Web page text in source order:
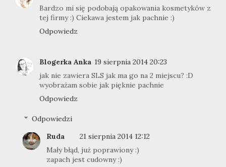
Bardzo mi się podobają opakowania kosmetyków z
tej firmy :) Ciekawa jestem jak pachnie :)
Odpowiedz
Blogerka Anka 19 sierpnia 2014 20:23
jak nie zawiera SLS jak ma go na 2 miejscu? :D
wyobrażam sobie jak pięknie pachnie
Odpowiedz
Odpowiedzi
Ruda
21 sierpnia 2014 12:12
Mały błąd, już poprawiony :)
zapach jest cudowny :)